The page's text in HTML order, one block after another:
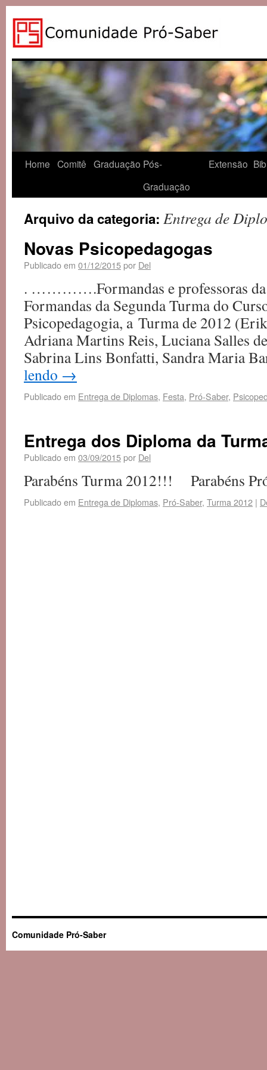
Home Comitê Graduação Pós-
Graduação
Extensão
Arquivo da categoria: Entrega de
Novas Psicopedagogas
Publicado em 01/12/2015por Del
. ………….Formandas e professoras da
Formandas da Segunda Turma do
Psicopedagogia, a Turma de 2012
Adriana Martins Reis, Luciana Salles
Sabrina Lins Bonfatti, Sandra Maria
lendo →
Publicado em Entrega de Diplomas, Festa, Pró-Saber,
Entrega dos Diploma da
Publicado em 03/09/2015por Del
Parabéns Turma 2012!!! Parabéns
Publicado em Entrega de Diplomas, Pró-Saber, Turma 2012 |
Comunidade Pró-Saber